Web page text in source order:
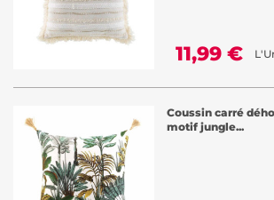
11,99 €
Coussin carré
motif jungle...